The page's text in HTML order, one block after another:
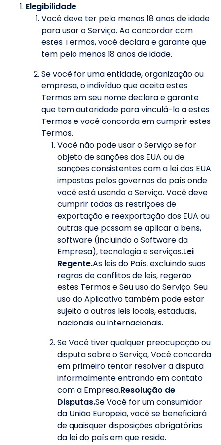
Elegibilidade
Você deve ter pelo menos 18 anos de idade
para usar o Serviço. Ao concordar com
estes Termos, você declara e garante que
tem pelo menos 18 anos de idade.
Se você for uma entidade, organização ou
empresa, o indivíduo que aceita estes
Termos em seu nome declara e garante
que tem autoridade para vinculá-lo a estes
Termos e você concorda em cumprir estes
Termos.
Você não pode usar o Serviço se for
objeto de sanções dos EUA ou de
sanções consistentes com a lei dos EUA
impostas pelos governos do país onde
você está usando o Serviço. Você deve
cumprir todas as restrições de
exportação e reexportação dos EUA ou
outras que possam se aplicar a bens,
software (incluindo o Software da
Empresa), tecnologia e serviços.Lei
Regente.As leis do País, excluindo suas
regras de conflitos de leis, regerão
estes Termos e Seu uso do Serviço. Seu
uso do Aplicativo também pode estar
sujeito a outras leis locais, estaduais,
nacionais ou internacionais.
Se Você tiver qualquer preocupação ou
disputa sobre o Serviço, Você concorda
em primeiro tentar resolver a disputa
informalmente entrando em contato
com a Empresa.Resolução de
Disputas.Se Você for um consumidor
da União Europeia, você se beneficiará
de quaisquer disposições obrigatórias
da lei do país em que reside.